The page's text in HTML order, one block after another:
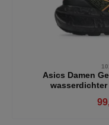
Asics Damen